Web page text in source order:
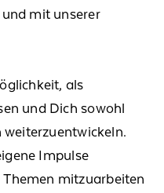
mit unserer
als
und Dich sowohl
Impulse
mitzuarbeiten